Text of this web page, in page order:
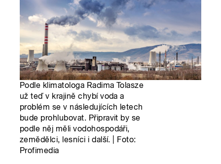
Podle klimatologa Radima Tolasze
už teď v krajině chybí voda a
problém se v následujících letech
bude prohlubovat. Připravit by se
podle něj měli vodohospodáři,
zemědělci, lesníci i další. | Foto:
Profimedia